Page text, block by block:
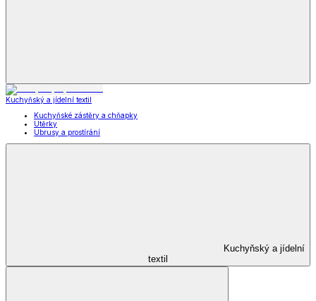
Kuchyňský a jídelní textil
Kuchyňské zástěry a chňapky
Utěrky
Ubrusy a prostírání
Kuchyňský a jídelní
textil